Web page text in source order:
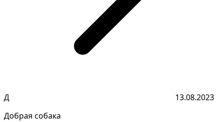
Д
13.08.2023
Добрая собака